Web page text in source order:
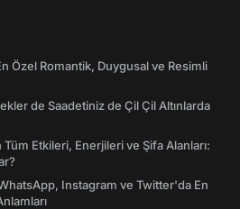
Özel Romantik, Duygusal ve Resimli
de Saadetiniz de Çil Çil Altınlarda
Tüm Etkileri, Enerjileri ve Şifa Alanları:
Instagram ve Twitter'da En